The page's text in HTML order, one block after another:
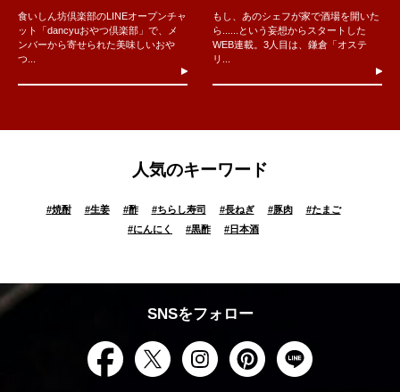
食いしん坊倶楽部のLINEオープンチャ
ット「dancyuおやつ倶楽部」で、メ
ンバーから寄せられた美味しいおや
つ...
もし、あのシェフが家で酒場を開いた
ら......という妄想からスタートした
WEB連載。3人目は、鎌倉「オステ
リ...
人気のキーワード
#焼酎 #生姜 #酢 #ちらし寿司 #長ねぎ #豚肉 #たまご
#にんにく #黒酢 #日本酒
SNSをフォロー